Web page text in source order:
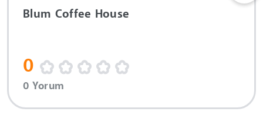
Blum Coffee House
0
0 Yorum